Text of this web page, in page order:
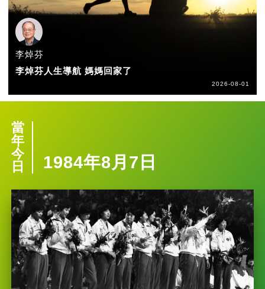
李焯芬
李焯芬人生導航 媽媽回家了
2026-08-01
當
年
今
日
1984年8月7日